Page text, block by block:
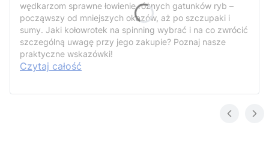
wędkarzom sprawne łowienie różnych gatunków ryb –
począwszy od mniejszych okazów, aż po szczupaki i
sumy. Jaki kołowrotek na spinning wybrać i na co zwrócić
szczególną uwagę przy jego zakupie? Poznaj nasze
praktyczne wskazówki!
Czytaj całość